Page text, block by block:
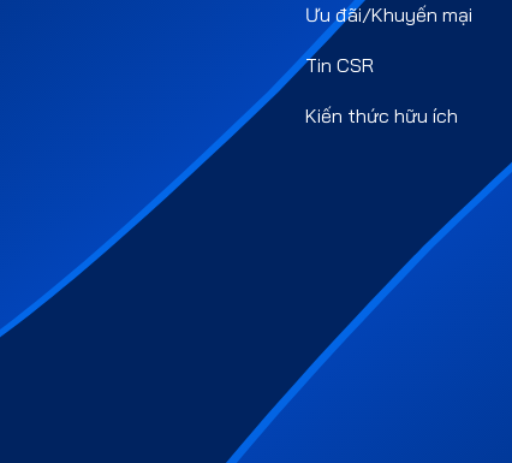
Ưu đãi/Khuyến mại
Tin CSR
Kiến thức hữu ích